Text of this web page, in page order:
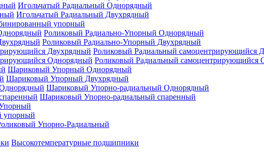
Игольчатый Радиальный Однорядный
Игольчатый Радиальный Двухрядный
упорный
Роликовый Радиально-Упорный Однорядный
Роликовый Радиально-Упорный Двухрядный
Роликовый Радиальный самоцентрирующийся
Роликовый Радиальный самоцентрирующийся
Шариковый Упорный Однорядный
Шариковый Упорный Двухрядный
Шариковый Упорно-радиальный Однорядный
Шариковый Упорно-радиальный спаренный
упорный
Упорно-Радиальный
Высокотемпературные подшипники